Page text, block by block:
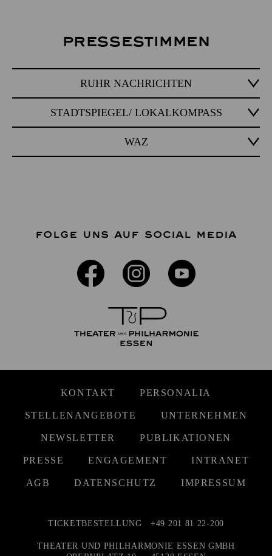
Pressestimmen
RUHR NACHRICHTEN
STADTSPIEGEL/ LOKALKOMPASS
WAZ
FOLGE UNS AUF SOCIAL MEDIA
KONTAKT PERSONALIA
STELLENANGEBOTE UNTERNEHMEN
NEWSLETTER PUBLIKATIONEN
PRESSE ENGAGEMENT INTRANET
AGB DATENSCHUTZ IMPRESSUM
TICKETBESTELLUNG +49 201 81 22-200
THEATER UND PHILHARMONIE ESSEN GMBH